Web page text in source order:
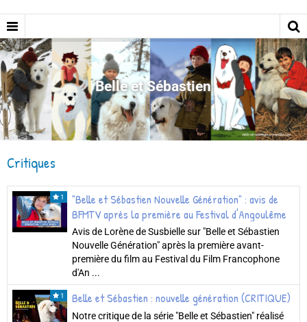
Belle et Sébastien
Critiques
1
"Belle et Sébastien Nouvelle Génération" : avis de
BFMTV après la première au Festival d'Angoulême
Avis de Lorène de Susbielle sur "Belle et Sébastien
Nouvelle Génération" après la première avant-
première du film au Festival du Film Francophone
d'An ...
1 Belle et Sébastien : nouvelle génération (CRITIQUE)
Notre critique de la série "Belle et Sébastien" réalisé